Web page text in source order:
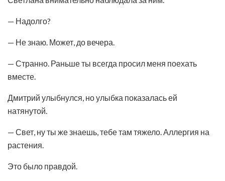
— Надолго?
— Не знаю. Может, до вечера.
— Странно. Раньше ты всегда просил меня поехать
вместе.
Дмитрий улыбнулся, но улыбка показалась ей
натянутой.
— Свет, ну ты же знаешь, тебе там тяжело. Аллергия на
растения.
Это было правдой.